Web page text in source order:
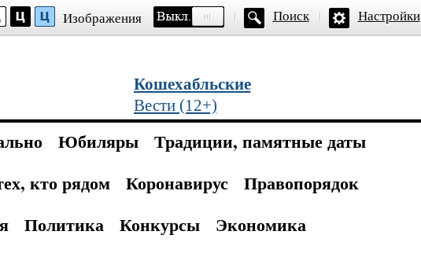
Изображения Поиск Настройки
Кошехабльские
Вести (12+)
Юбиляры
Традиции, памятные даты
кто рядом Коронавирус
Правопорядок
Политика Конкурсы
Экономика